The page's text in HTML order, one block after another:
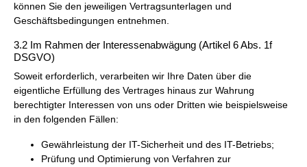
können Sie den jeweiligen Vertragsunterlagen und
Geschäftsbedingungen entnehmen.
3.2 Im Rahmen der Interessenabwägung (Artikel 6 Abs. 1f
DSGVO)
Soweit erforderlich, verarbeiten wir Ihre Daten über die
eigentliche Erfüllung des Vertrages hinaus zur Wahrung
berechtigter Interessen von uns oder Dritten wie beispielsweise
in den folgenden Fällen:
Gewährleistung der IT-Sicherheit und des IT-Betriebs;
Prüfung und Optimierung von Verfahren zur